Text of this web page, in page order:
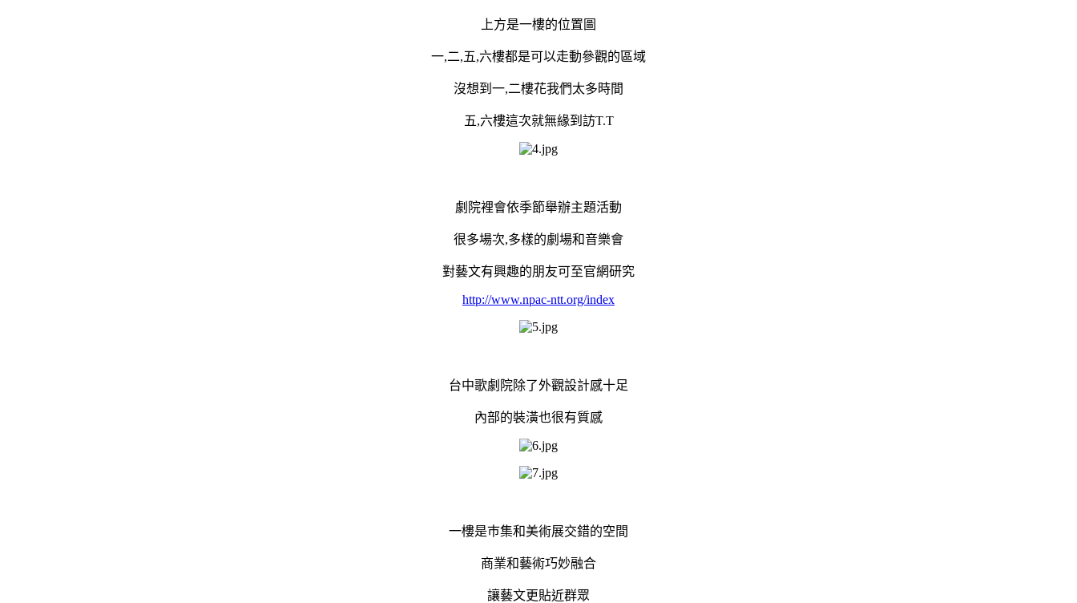
上方是一樓的位置圖
一,二,五,六樓都是可以走動參觀的區域
沒想到一,二樓花我們太多時間
五,六樓這次就無緣到訪T.T
劇院裡會依季節舉辦主題活動
很多場次,多樣的劇場和音樂會
對藝文有興趣的朋友可至官網研究
http://www.npac-ntt.org/index
台中歌劇院除了外觀設計感十足
內部的裝潢也很有質感
一樓是巿集和美術展交錯的空間
商業和藝術巧妙融合
讓藝文更貼近群眾